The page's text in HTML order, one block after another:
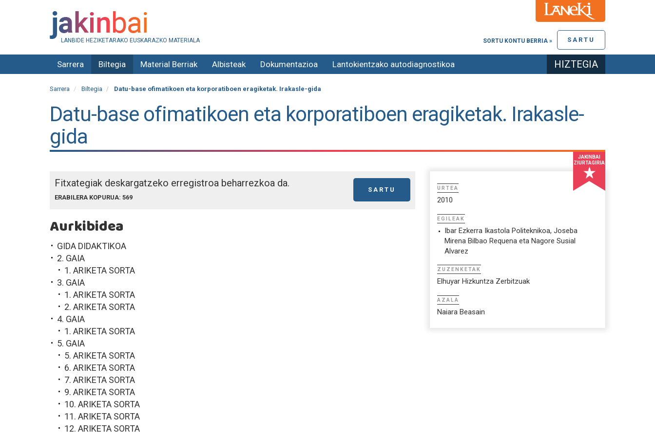
LANBIDE HEZIKETARAKO EUSKARAZKO MATERIALA SARTU
SORTU KONTU BERRIA »
Sarrera Biltegia Material Berriak Albisteak Dokumentazioa Lantokientzako autodiagnostikoa HIZTEGIA
Sarrera Biltegia Datu-base ofimatikoen eta korporatiboen eragiketak. Irakasle-gida
Datu-base ofimatikoen eta korporatiboen eragiketak. Irakasle-
gida
Fitxategiak deskargatzeko erregistroa beharrezkoa da.
SARTU
ERABILERA KOPURUA: 569
Aurkibidea
GIDA DIDAKTIKOA
2. GAIA
1. ARIKETA SORTA
3. GAIA
1. ARIKETA SORTA
2. ARIKETA SORTA
4. GAIA
1. ARIKETA SORTA
5. GAIA
5. ARIKETA SORTA
6. ARIKETA SORTA
7. ARIKETA SORTA
9. ARIKETA SORTA
10. ARIKETA SORTA
11. ARIKETA SORTA
12. ARIKETA SORTA
JAKINBAI
ZIURTAGIRIA
URTEA
2010
EGILEAK
Ibar Ezkerra Ikastola Politeknikoa, Joseba
Mirena Bilbao Requena eta Nagore Susial
Alvarez
ZUZENKETAK
Elhuyar Hizkuntza Zerbitzuak
AZALA
Naiara Beasain